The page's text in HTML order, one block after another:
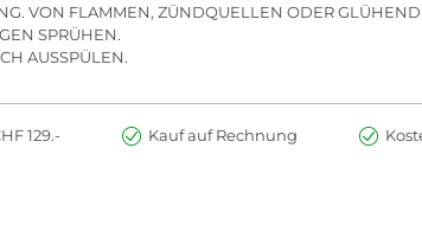
VON FLAMMEN, ZÜNDQUELLEN ODER
SPRÜHEN.
AUSSPÜLEN.
129.- Kauf auf Rechnung